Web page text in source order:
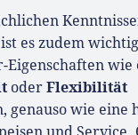
es zudem
Eigenschaften wie
oder Flexibilität
genauso wie eine
und Service.